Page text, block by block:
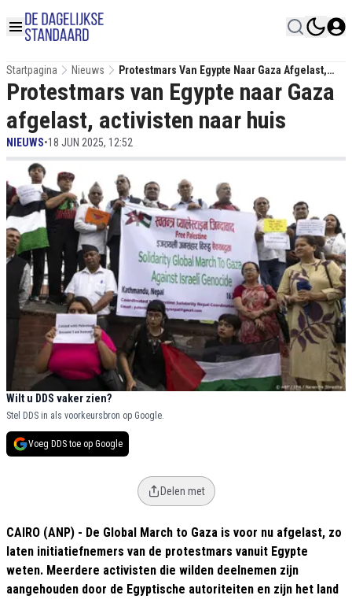
Startpagina Nieuws
Protestmars Van Egypte Naar Gaza Afgelast,
Activisten Naar Huis
Protestmars van Egypte naar Gaza
afgelast, activisten naar huis
NIEUWS•18 JUN 2025, 12:52
Wilt u DDS vaker zien?
Stel DDS in als voorkeursbron op Google.
Voeg DDS toe op Google
Delen met
CAIRO (ANP) - De Global March to Gaza is voor nu afgelast, zo
laten initiatiefnemers van de protestmars vanuit Egypte
weten. Meerdere activisten die wilden deelnemen zijn
aangehouden door de Egyptische autoriteiten en zijn het land